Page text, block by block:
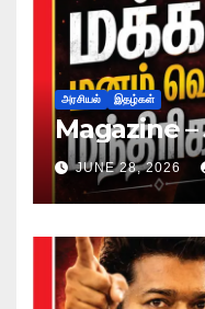
அரசியல் இதழ்கள்
Magazine
JUNE 28, 2026